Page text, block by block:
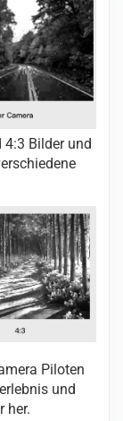
Bilder und
Piloten
und
her.